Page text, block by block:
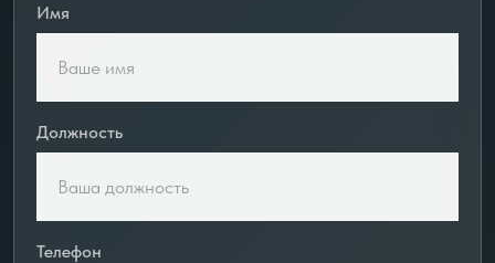
Имя
Должность
Телефон